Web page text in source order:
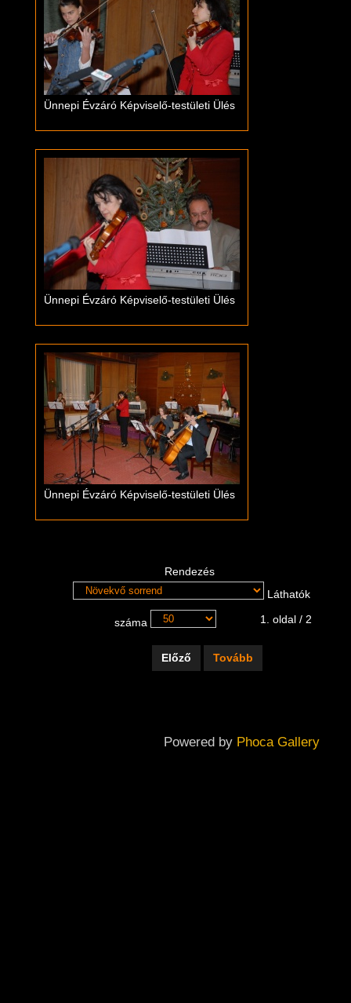
Ünnepi Évzáró Képviselő-testületi Ülés
Ünnepi Évzáró Képviselő-testületi Ülés
Ünnepi Évzáró Képviselő-testületi Ülés
Rendezés
Láthatók
száma 1. oldal / 2
Előző Tovább
Powered by Phoca Gallery